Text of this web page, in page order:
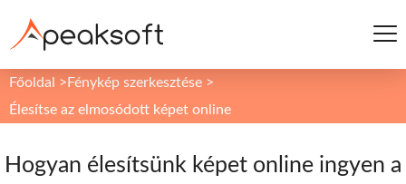
Főoldal > Fénykép szerkesztése >
Élesítse az elmosódott képet online
Hogyan élesítsünk képet online ingyen a